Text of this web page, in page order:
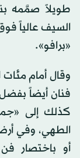
طويلاً صمَّمه
السيف عالياً
«برافو».
وقال أمام مئات
فنان أيضاً
كذلك إلى
الطهي، وفي
أو باختصار